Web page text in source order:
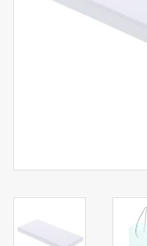
Themen